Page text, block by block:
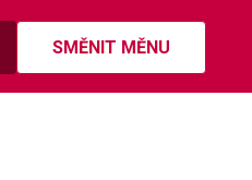
SMĚNIT MĚNU